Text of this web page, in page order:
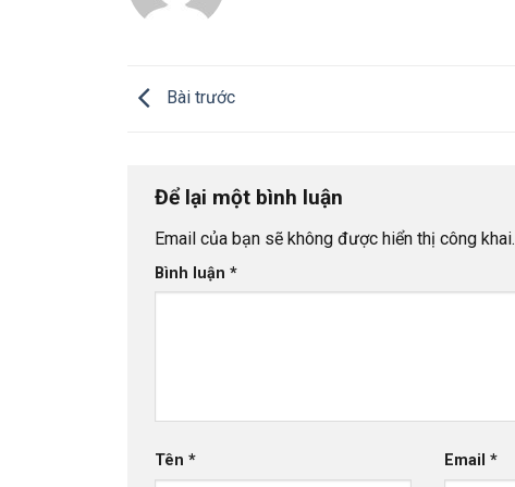
Bài trước
Để lại một bình luận
Email của bạn sẽ không được hiển thị công khai.
Bình luận *
Tên * Email *